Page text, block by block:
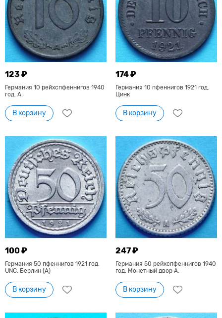
123 ₽
Германия 10 рейхспфеннигов 1940
год. А.
В корзину
174 ₽
Германия 10 пфеннигов 1921 год.
Цинк
В корзину
100 ₽
Германия 50 пфеннигов 1921 год.
UNC. Берлин (А)
В корзину
247 ₽
Германия 50 рейхспфеннигов 1940
год. Монетный двор A.
В корзину